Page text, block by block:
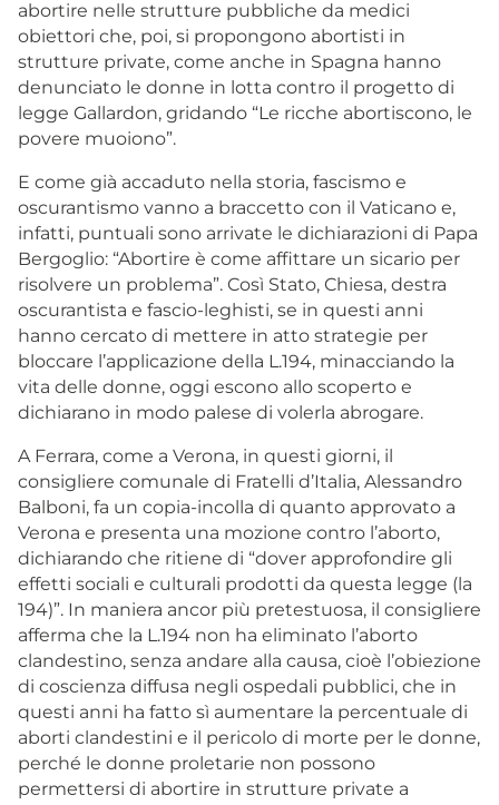
abortire nelle strutture pubbliche da medici
obiettori che, poi, si propongono abortisti in
strutture private, come anche in Spagna hanno
denunciato le donne in lotta contro il progetto di
legge Gallardon, gridando “Le ricche abortiscono, le
povere muoiono”.
E come già accaduto nella storia, fascismo e
oscurantismo vanno a braccetto con il Vaticano e,
infatti, puntuali sono arrivate le dichiarazioni di Papa
Bergoglio: “Abortire è come affittare un sicario per
risolvere un problema”. Così Stato, Chiesa, destra
oscurantista e fascio-leghisti, se in questi anni
hanno cercato di mettere in atto strategie per
bloccare l’applicazione della L.194, minacciando la
vita delle donne, oggi escono allo scoperto e
dichiarano in modo palese di volerla abrogare.
A Ferrara, come a Verona, in questi giorni, il
consigliere comunale di Fratelli d’Italia, Alessandro
Balboni, fa un copia-incolla di quanto approvato a
Verona e presenta una mozione contro l’aborto,
dichiarando che ritiene di “dover approfondire gli
effetti sociali e culturali prodotti da questa legge (la
194)”. In maniera ancor più pretestuosa, il consigliere
afferma che la L.194 non ha eliminato l’aborto
clandestino, senza andare alla causa, cioè l’obiezione
di coscienza diffusa negli ospedali pubblici, che in
questi anni ha fatto sì aumentare la percentuale di
aborti clandestini e il pericolo di morte per le donne,
perché le donne proletarie non possono
permettersi di abortire in strutture private a